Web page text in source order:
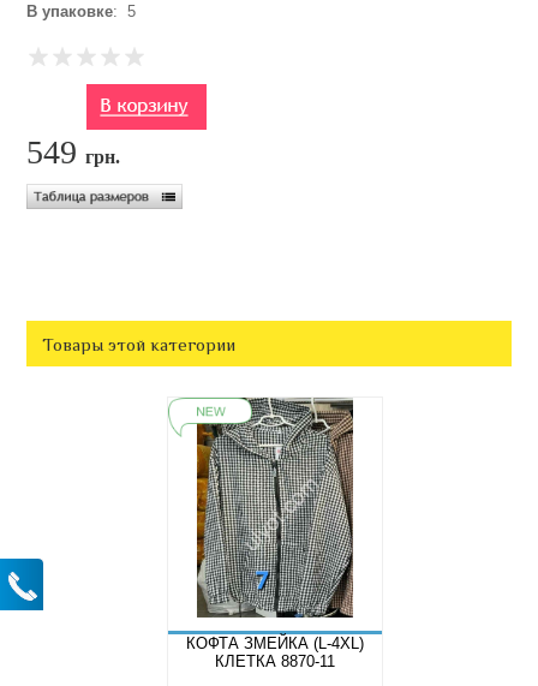
В упаковке: 5
549грн.
Товары этой категории
КОФТА ЗМЕЙКА (L-4XL)
КЛЕТКА 8870-11